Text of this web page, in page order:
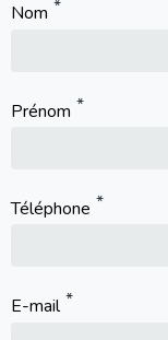
Nom
Prénom
Téléphone
E-mail